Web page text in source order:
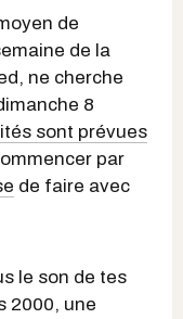
de
de la
ne cherche
8
sont prévues
par
de faire avec
le son de tes
2000, une